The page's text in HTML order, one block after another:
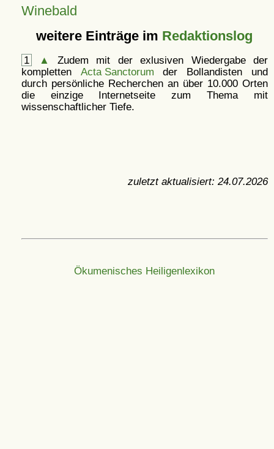
Winebald
weitere Einträge im Redaktionslog
1 ▲
Zudem mit der exlusiven Wiedergabe der
kompletten Acta Sanctorum der Bollandisten und
durch persönliche Recherchen an über 10.000 Orten
die einzige Internetseite zum Thema mit
wissenschaftlicher Tiefe.
zuletzt aktualisiert: 24.07.2026
Ökumenisches Heiligenlexikon